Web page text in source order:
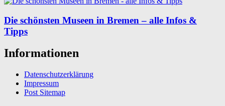
Die schönsten Museen in Bremen – alle Infos &
Tipps
Informationen
Datenschutzerklärung
Impressum
Post Sitemap